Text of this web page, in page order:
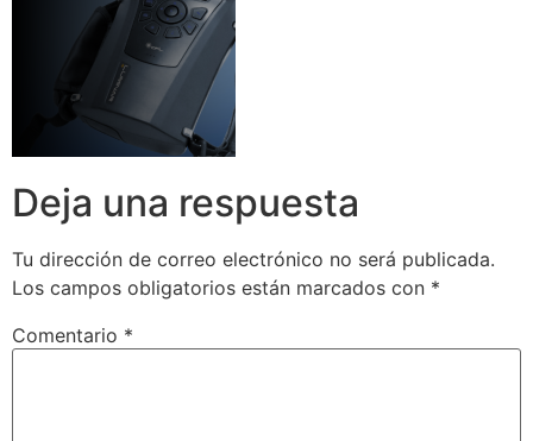
Deja una respuesta
Tu dirección de correo electrónico no será publicada.
Los campos obligatorios están marcados con *
Comentario *